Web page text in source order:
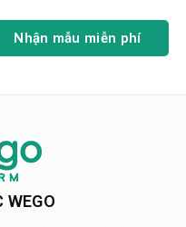
Nhận mẫu miễn phí
WEGO